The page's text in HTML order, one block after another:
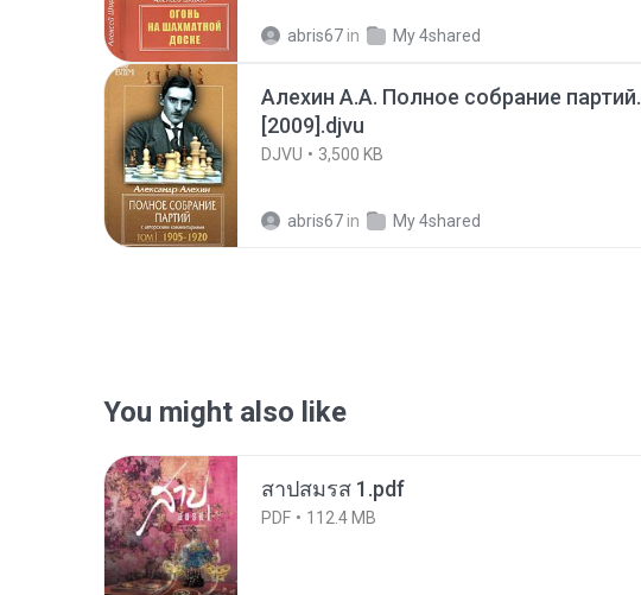
abris67 in My 4shared
Алехин А.А. Полное собрание
[2009].djvu
DJVU 3,500 KB
abris67 in My 4shared
You might also like
สาปสมรส 1.pdf
PDF 112.4 MB